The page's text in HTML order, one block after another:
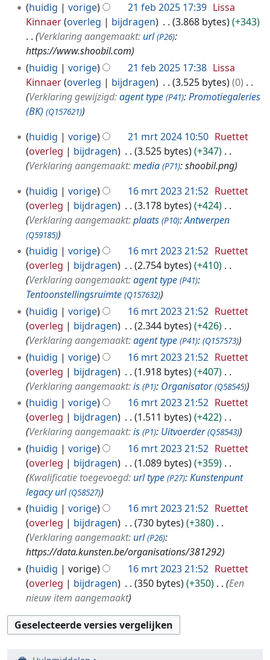
huidig
vorige 21 feb 2025 17:39 Lissa
Kinnaer overleg bijdragen 3.868 bytes
+343
Verklaring aangemaakt: url (P26):
https://www.shoobil.com
huidig
vorige 21 feb 2025 17:38 Lissa
Kinnaer overleg bijdragen 3.525 bytes
0
Verklaring gewijzigd:agent type (P41):Promotiegaleries
(BK) (Q157621)
huidig vorige 21 mrt 2024 10:50 Ruettet
overleg
bijdragen 3.525 bytes
+347
Verklaring aangemaakt:media (P71): shoobil.png
huidig vorige 16 mrt 2023 21:52 Ruettet
overleg
bijdragen 3.178 bytes
+424
Verklaring aangemaakt:plaats (P10):Antwerpen
(Q59185)
huidig vorige 16 mrt 2023 21:52 Ruettet
overleg
bijdragen 2.754 bytes
+410
Verklaring aangemaakt:agent type (P41):
Tentoonstellingsruimte (Q157632)
huidig vorige 16 mrt 2023 21:52 Ruettet
overleg
bijdragen 2.344 bytes
+426
Verklaring aangemaakt:agent type (P41):(Q157573)
huidig vorige 16 mrt 2023 21:52 Ruettet
overleg
bijdragen 1.918 bytes
+407
Verklaring aangemaakt:is (P1): Organisator (Q58545)
huidig vorige 16 mrt 2023 21:52 Ruettet
overleg
bijdragen 1.511 bytes
+422
Verklaring aangemaakt:is (P1): Uitvoerder (Q58543)
huidig vorige 16 mrt 2023 21:52 Ruettet
overleg
bijdragen 1.089 bytes
+359
Kwalificatie toegevoegd: url type (P27):Kunstenpunt
legacy url (Q58527)
huidig vorige 16 mrt 2023 21:52 Ruettet
overleg
bijdragen 730 bytes
+380
Verklaring aangemaakt: url (P26):
https://data.kunsten.be/organisations/381292
huidig
vorige 16 mrt 2023 21:52 Ruettet
overleg
bijdragen 350 bytes +350
Een
nieuw item aangemaakt